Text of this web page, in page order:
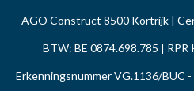
AGO Construct 8500 Kortrijk |
BTW: BE 0874.698.785 | RPR
Erkenningsnummer VG.1136/BUC